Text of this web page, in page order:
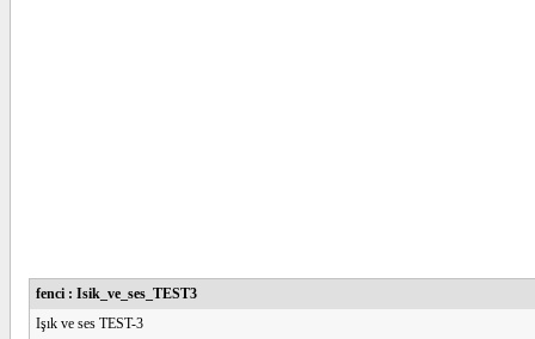
fenci : Isik_ve_ses_TEST3
Işık ve ses TEST-3